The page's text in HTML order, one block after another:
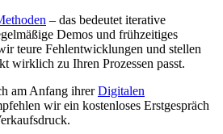
– das bedeutet iterative
Demos und frühzeitiges
teure Fehlentwicklungen und stellen
wirklich zu Ihren Prozessen passt.
am Anfang ihrerDigitalen
wir ein kostenloses Erstgespräch